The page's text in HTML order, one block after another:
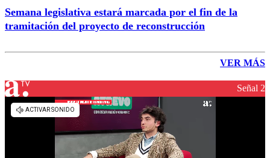
Semana legislativa estará marcada por el fin de la
tramitación del proyecto de reconstrucción
VER MÁS
Señal 2